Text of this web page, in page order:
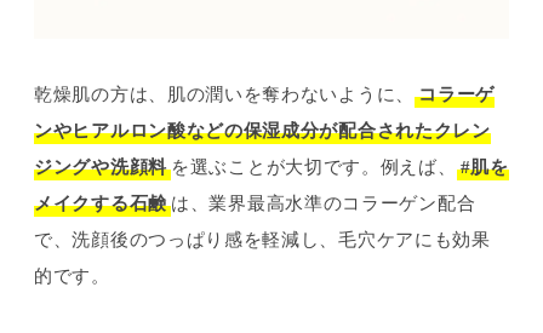
乾燥肌の方は、肌の潤いを奪わないように、
コラーゲ
ンやヒアルロン酸などの保湿成分が配合されたクレン
ジングや洗顔料 を選ぶことが大切です。例えば、
#肌を
メイクする石鹸 は、業界最高水準のコラーゲン配合
で、洗顔後のつっぱり感を軽減し、毛穴ケアにも効果
的です。